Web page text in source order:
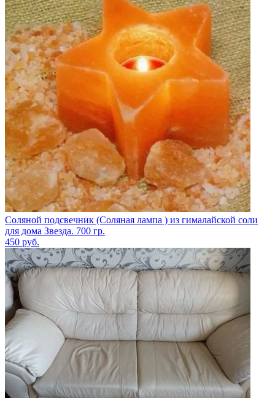
Соляной подсвечник (Соляная лампа ) из гималайской соли
для дома Звезда. 700 гр.
450 руб.